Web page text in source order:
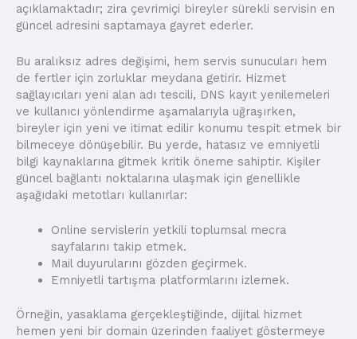
açıklamaktadır; zira çevrimiçi bireyler sürekli servisin en
güncel adresini saptamaya gayret ederler.
Bu aralıksız adres değişimi, hem servis sunucuları hem
de fertler için zorluklar meydana getirir. Hizmet
sağlayıcıları yeni alan adı tescili, DNS kayıt yenilemeleri
ve kullanıcı yönlendirme aşamalarıyla uğraşırken,
bireyler için yeni ve itimat edilir konumu tespit etmek bir
bilmeceye dönüşebilir. Bu yerde, hatasız ve emniyetli
bilgi kaynaklarına gitmek kritik öneme sahiptir. Kişiler
güncel bağlantı noktalarına ulaşmak için genellikle
aşağıdaki metotları kullanırlar:
Online servislerin yetkili toplumsal mecra
sayfalarını takip etmek.
Mail duyurularını gözden geçirmek.
Emniyetli tartışma platformlarını izlemek.
Örneğin, yasaklama gerçekleştiğinde, dijital hizmet
hemen yeni bir domain üzerinden faaliyet göstermeye